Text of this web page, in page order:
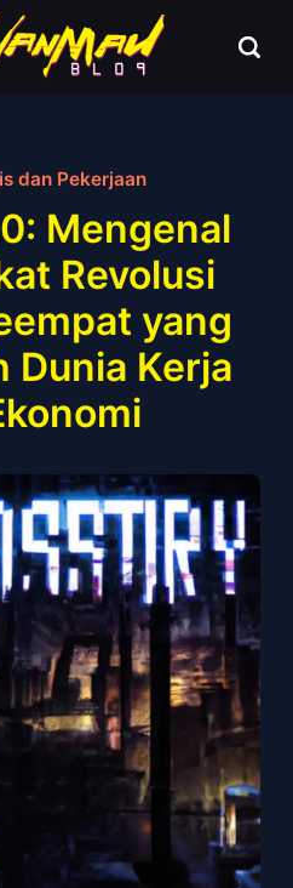
dan Pekerjaan
Mengenal
Revolusi
yang
Dunia Kerja